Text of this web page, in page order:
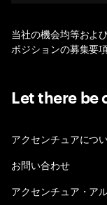
当社の機会均等およ
ポジションの募集要
Let there be
アクセンチュアにつ
お問い合わせ
アクセンチュア・ア